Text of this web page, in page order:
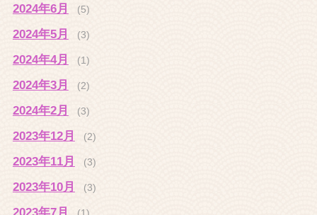
2024年6月 (5)
2024年5月 (3)
2024年4月 (1)
2024年3月 (2)
2024年2月 (3)
2023年12月 (2)
2023年11月 (3)
2023年10月 (3)
2023年7月